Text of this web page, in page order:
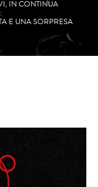
IN CONTINUA
E UNA SORPRESA